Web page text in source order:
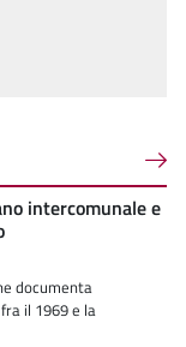
intercomunale e
documenta
il 1969 e la